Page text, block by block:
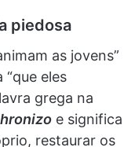
piedosa
as jovens”
eles
grega na
e significa
restaurar os